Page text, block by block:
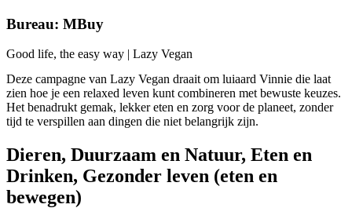
Bureau: MBuy
Good life, the easy way | Lazy Vegan
Deze campagne van Lazy Vegan draait om luiaard Vinnie die laat
zien hoe je een relaxed leven kunt combineren met bewuste keuzes.
Het benadrukt gemak, lekker eten en zorg voor de planeet, zonder
tijd te verspillen aan dingen die niet belangrijk zijn.
Dieren, Duurzaam en Natuur, Eten en
Drinken, Gezonder leven (eten en
bewegen)